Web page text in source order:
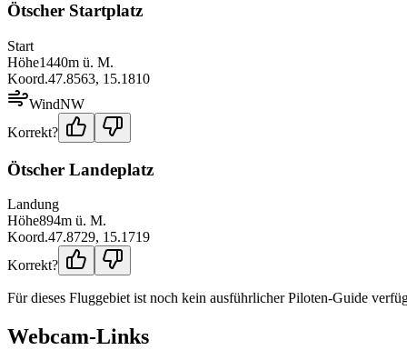
Ötscher Startplatz
Start
Höhe1440m ü. M.
Koord.47.8563, 15.1810
WindNW
Korrekt?
Ötscher Landeplatz
Landung
Höhe894m ü. M.
Koord.47.8729, 15.1719
Korrekt?
Für dieses Fluggebiet ist noch kein ausführlicher Piloten-Guide
Webcam-Links